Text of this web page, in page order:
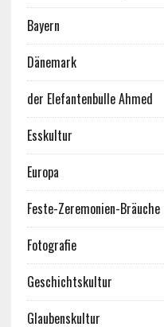
Bayern
Dänemark
der Elefantenbulle Ahmed
Esskultur
Europa
Feste-Zeremonien-Bräuche
Fotografie
Geschichtskultur
Glaubenskultur